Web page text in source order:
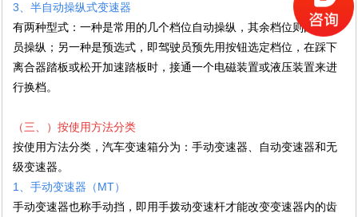
3、半自动操纵式变速器
有两种型式：一种是常用的几个档位自动操纵，其余档位则由驾驶
员操纵；另一种是预选式，即驾驶员预先用按钮选定档位，在踩下
离合器踏板或松开加速踏板时，接通一个电磁装置或液压装置来进
行换档。
（三、）按使用方法分类
按使用方法分类，汽车变速箱分为：手动变速器、自动变速器和无
级变速器。
1、手动变速器（MT）
手动变速器也称手动挡，即用手拨动变速杆才能改变变速器内的齿